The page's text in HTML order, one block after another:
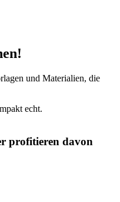
und Materialien, die
echt.
profitieren davon